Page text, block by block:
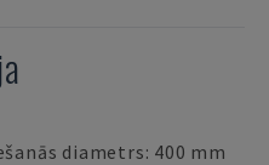
diametrs: 400 mm